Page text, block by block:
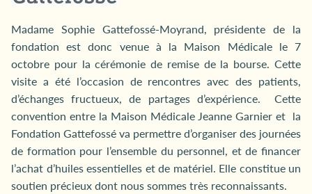
Madame Sophie Gattefossé-Moyrand, présidente de la
fondation est donc venue à la Maison Médicale le 7
octobre pour la cérémonie de remise de la bourse. Cette
visite a été l’occasion de rencontres avec des patients,
d’échanges fructueux, de partages d’expérience. Cette
convention entre la Maison Médicale Jeanne Garnier et la
Fondation Gattefossé va permettre d’organiser des journées
de formation pour l’ensemble du personnel, et de financer
l’achat d’huiles essentielles et de matériel. Elle constitue un
soutien précieux dont nous sommes très reconnaissants.